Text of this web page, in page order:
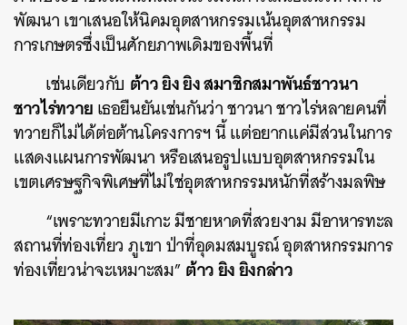
พัฒนา เขาเสนอให้นิคมอุตสาหกรรมเน้นอุตสาหกรรม
การเกษตรซึ่งเป็นศักยภาพเดิมของพื้นที่
เช่นเดียวกับ ต้าว ยิง ยิง สมาชิกสมาพันธ์ชาวนา
ชาวไร่ทวายเธอยืนยันเช่นกันว่า ชาวนา ชาวไร่หลายคนที่
ทวายก็ไม่ได้ต่อต้านโครงการฯ นี้ แต่อยากแค่มีส่วนในการ
แสดงแผนการพัฒนา หรือเสนอรูปแบบอุตสาหกรรมใน
เขตเศรษฐกิจพิเศษที่ไม่ใช่อุตสาหกรรมหนักที่สร้างมลพิษ
“เพราะทวายมีเกาะ มีชายหาดที่สวยงาม มีอาหารทะล
สถานที่ท่องเที่ยว ภูเขา ป่าที่อุดมสมบูรณ์ อุตสาหกรรมการ
ท่องเที่ยวน่าจะเหมาะสม”ต้าว ยิง ยิงกล่าว